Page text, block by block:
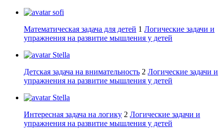
sofi
Математическая задача для детей 1 Логические задачи и
упражнения на развитие мышления у детей
Stella
Детская задача на внимательность 2 Логические задачи и
упражнения на развитие мышления у детей
Stella
Интересная задача на логику 2 Логические задачи и
упражнения на развитие мышления у детей